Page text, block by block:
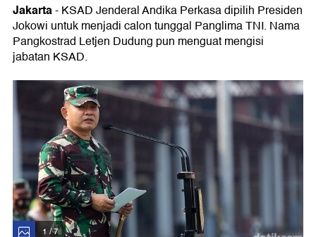
Jakarta- KSAD Jenderal Andika Perkasa dipilih Presiden
Jokowi untuk menjadi calon tunggal Panglima TNI. Nama
Pangkostrad Letjen Dudung pun menguat mengisi
jabatan KSAD.
1 / 7